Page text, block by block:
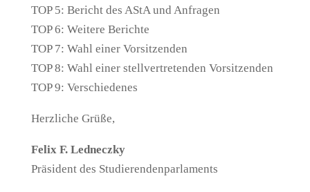
TOP 5: Bericht des AStA und Anfragen
TOP 6: Weitere Berichte
TOP 7: Wahl einer Vorsitzenden
TOP 8: Wahl einer stellvertretenden Vorsitzenden
TOP 9: Verschiedenes
Herzliche Grüße,
Felix F. Ledneczky
Präsident des Studierendenparlaments